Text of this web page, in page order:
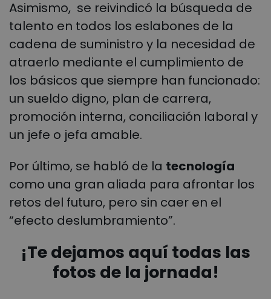
Asimismo, se reivindicó la búsqueda de
talento en todos los eslabones de la
cadena de suministro y la necesidad de
atraerlo mediante el cumplimiento de
los básicos que siempre han funcionado:
un sueldo digno, plan de carrera,
promoción interna, conciliación laboral y
un jefe o jefa amable.
Por último, se habló de la tecnología
como una gran aliada para afrontar los
retos del futuro, pero sin caer en el
“efecto deslumbramiento”.
¡Te dejamos aquí todas las
fotos de la jornada!